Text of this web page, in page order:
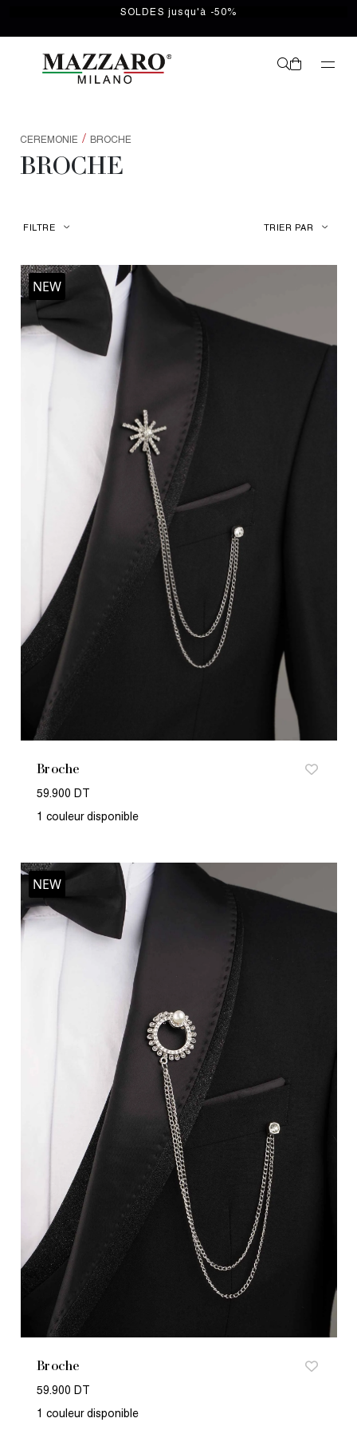
SOLDES jusqu'à -50%
CEREMONIE / BROCHE
BROCHE
FILTRE TRIER PAR
NEW
Broche
59.900 DT
1 couleur disponible
NEW
Broche
59.900 DT
1 couleur disponible